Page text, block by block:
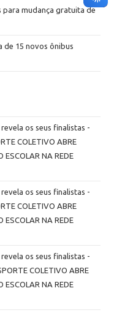
para mudança gratuita de
de 15 novos ônibus
os seus finalistas -
COLETIVO ABRE
ESCOLAR NA REDE
os seus finalistas -
COLETIVO ABRE
ESCOLAR NA REDE
os seus finalistas -
COLETIVO ABRE
ESCOLAR NA REDE